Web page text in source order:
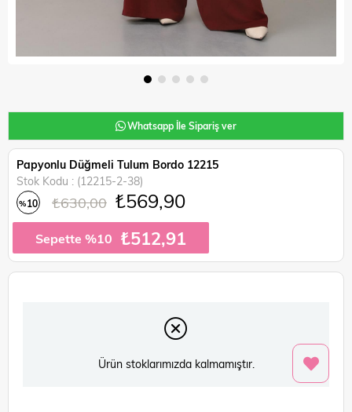
Whatsapp İle Sipariş ver
Papyonlu Düğmeli Tulum Bordo 12215
Stok Kodu
(12215-2-38)
%10 ₺630,00 ₺569,90
Sepette %10 ₺512,91
Ürün stoklarımızda kalmamıştır.